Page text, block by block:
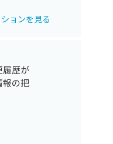
ョンを見る
履歴が
報の把